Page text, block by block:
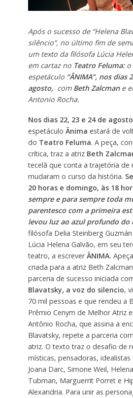
Após o sucesso de “Helena
silêncio”, no último fim de
um texto da filósofa Lúcia
em cartaz no Teatro Feluma: o
espetáculo “ÂNIMA”, nos dias
agosto, com Beth Zalcmane
Antonio Rocha.
Nos dias 22, 23 e 24 de agosto
espetáculo Ânima estará de
do Teatro Feluma. A peça,
crítica, traz a atriz Beth
tecelã que conta a trajetória de
mudaram o curso da história.
20 horas e domingo, às 18
sempre e para sempre toda
parentesco com a primeira
levou luz ao azul profundo do
filósofa Delia Steinberg
Lúcia Helena Galvão, em seu
teatro, a escreverÂNIMA.
criada para a atriz Beth
parceria de sucesso iniciada
Blavatsky, a voz do silencio,
70 mil pessoas e que rendeu a
Prêmio Cenym de Melhor Atriz
Antônio Rocha, que assina a
Blavatsky, repete a parceria
atriz. O texto traz o desafio de
místicas, pensadoras,
Joana Darc, Simone Weil,
Tubman, Marguerrit Porret e
Alexandria. Para unir as